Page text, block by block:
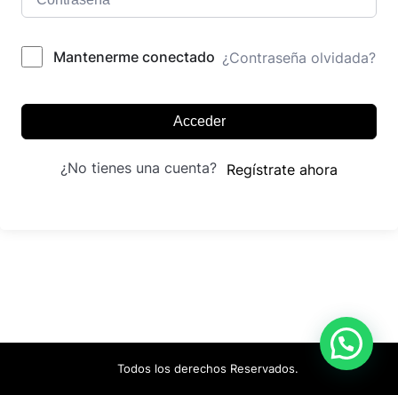
Mantenerme conectado ¿Contraseña olvidada?
Acceder
¿No tienes una cuenta? Regístrate ahora
Todos los derechos Reservados.